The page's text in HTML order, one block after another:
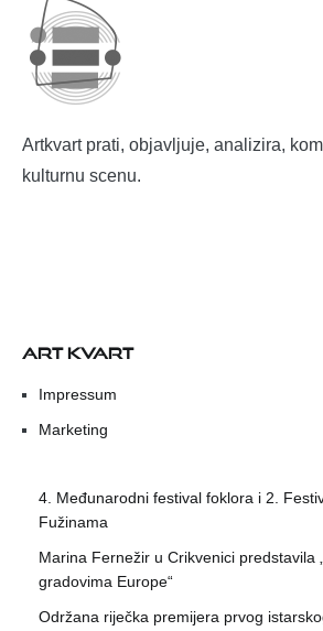
Artkvart prati, objavljuje, analizira,
kulturnu scenu.
ART KVART
Impressum
Marketing
4. Međunarodni festival foklora i 2.
Fužinama
Marina Fernežir u Crikvenici predstavila
gradovima Europe“
Održana riječka premijera prvog